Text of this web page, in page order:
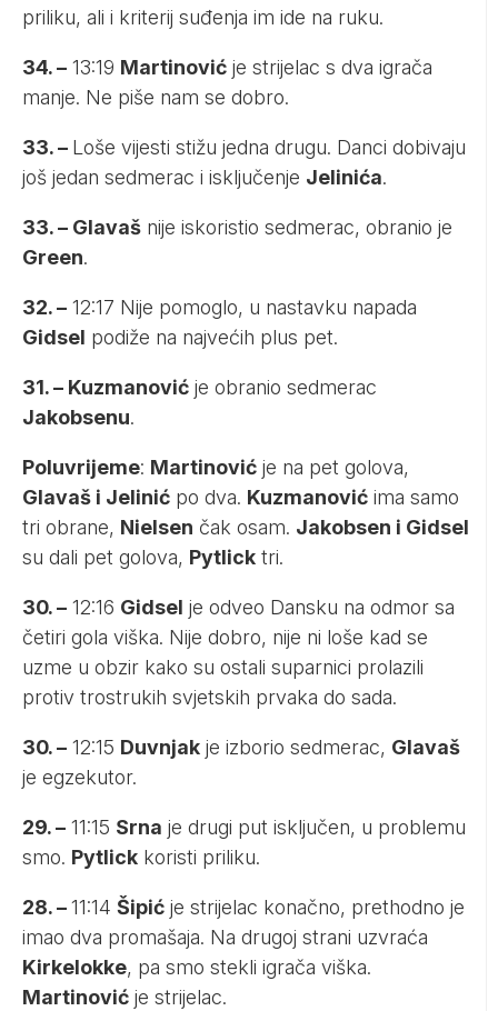
priliku, ali i kriterij suđenja im ide na ruku.
34. – 13:19 Martinović je strijelac s dva igrača
manje. Ne piše nam se dobro.
33. – Loše vijesti stižu jedna drugu. Danci dobivaju
još jedan sedmerac i isključenje Jelinića.
33. – Glavaš nije iskoristio sedmerac, obranio je
Green.
32. – 12:17 Nije pomoglo, u nastavku napada
Gidsel podiže na najvećih plus pet.
31. – Kuzmanović je obranio sedmerac
Jakobsenu.
Poluvrijeme: Martinović je na pet golova,
Glavaš i Jelinić po dva. Kuzmanović ima samo
tri obrane, Nielsen čak osam. Jakobsen i Gidsel
su dali pet golova, Pytlick tri.
30. – 12:16 Gidsel je odveo Dansku na odmor sa
četiri gola viška. Nije dobro, nije ni loše kad se
uzme u obzir kako su ostali suparnici prolazili
protiv trostrukih svjetskih prvaka do sada.
30. – 12:15 Duvnjak je izborio sedmerac, Glavaš
je egzekutor.
29. – 11:15 Srna je drugi put isključen, u problemu
smo. Pytlick koristi priliku.
28. –11:14 Šipić je strijelac konačno, prethodno je
imao dva promašaja. Na drugoj strani uzvraća
Kirkelokke, pa smo stekli igrača viška.
Martinović je strijelac.